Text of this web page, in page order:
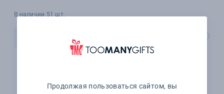
В наличии 51 шт.
Продолжая пользоваться сайтом, вы